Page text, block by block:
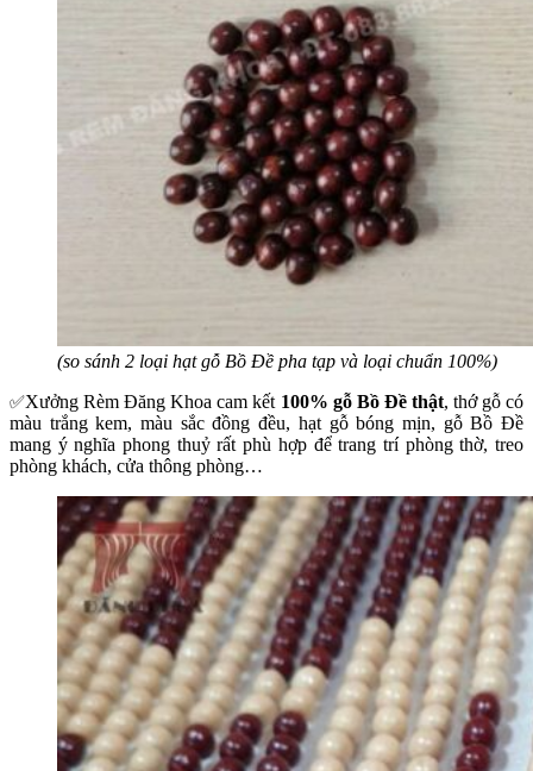
(so sánh 2 loại hạt gỗ Bồ Đề pha tạp và loại chuẩn 100%)
✅Xưởng Rèm Đăng Khoa cam kết 100% gỗ Bồ Đề thật, thớ gỗ có
màu trắng kem, màu sắc đồng đều, hạt gỗ bóng mịn, gỗ Bồ Đề
mang ý nghĩa phong thuỷ rất phù hợp để trang trí phòng thờ, treo
phòng khách, cửa thông phòng…